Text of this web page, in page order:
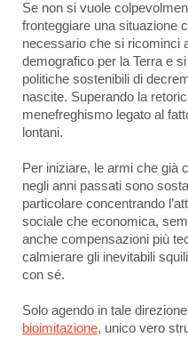
Se non si vuole
fronteggiare una situazione
necessario che si ricominci
demografico per la Terra e
politiche sostenibili di
nascite. Superando la
menefreghismo legato al
lontani.
Per iniziare, le armi che già
negli anni passati sono
particolare concentrando
sociale che economica,
anche compensazioni più
calmierare gli inevitabili
con sé.
Solo agendo in tale
bioimitazione, unico vero